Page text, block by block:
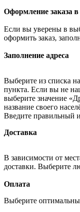
Оформление заказа
Если вы уверены в
оформить заказ,
Заполнение адреса
Выберите из списка
пункта. Если вы не
выберите значение
название своего
Введите правильный
Доставка
В зависимости от
доставки. Выберите
Оплата
Выберите